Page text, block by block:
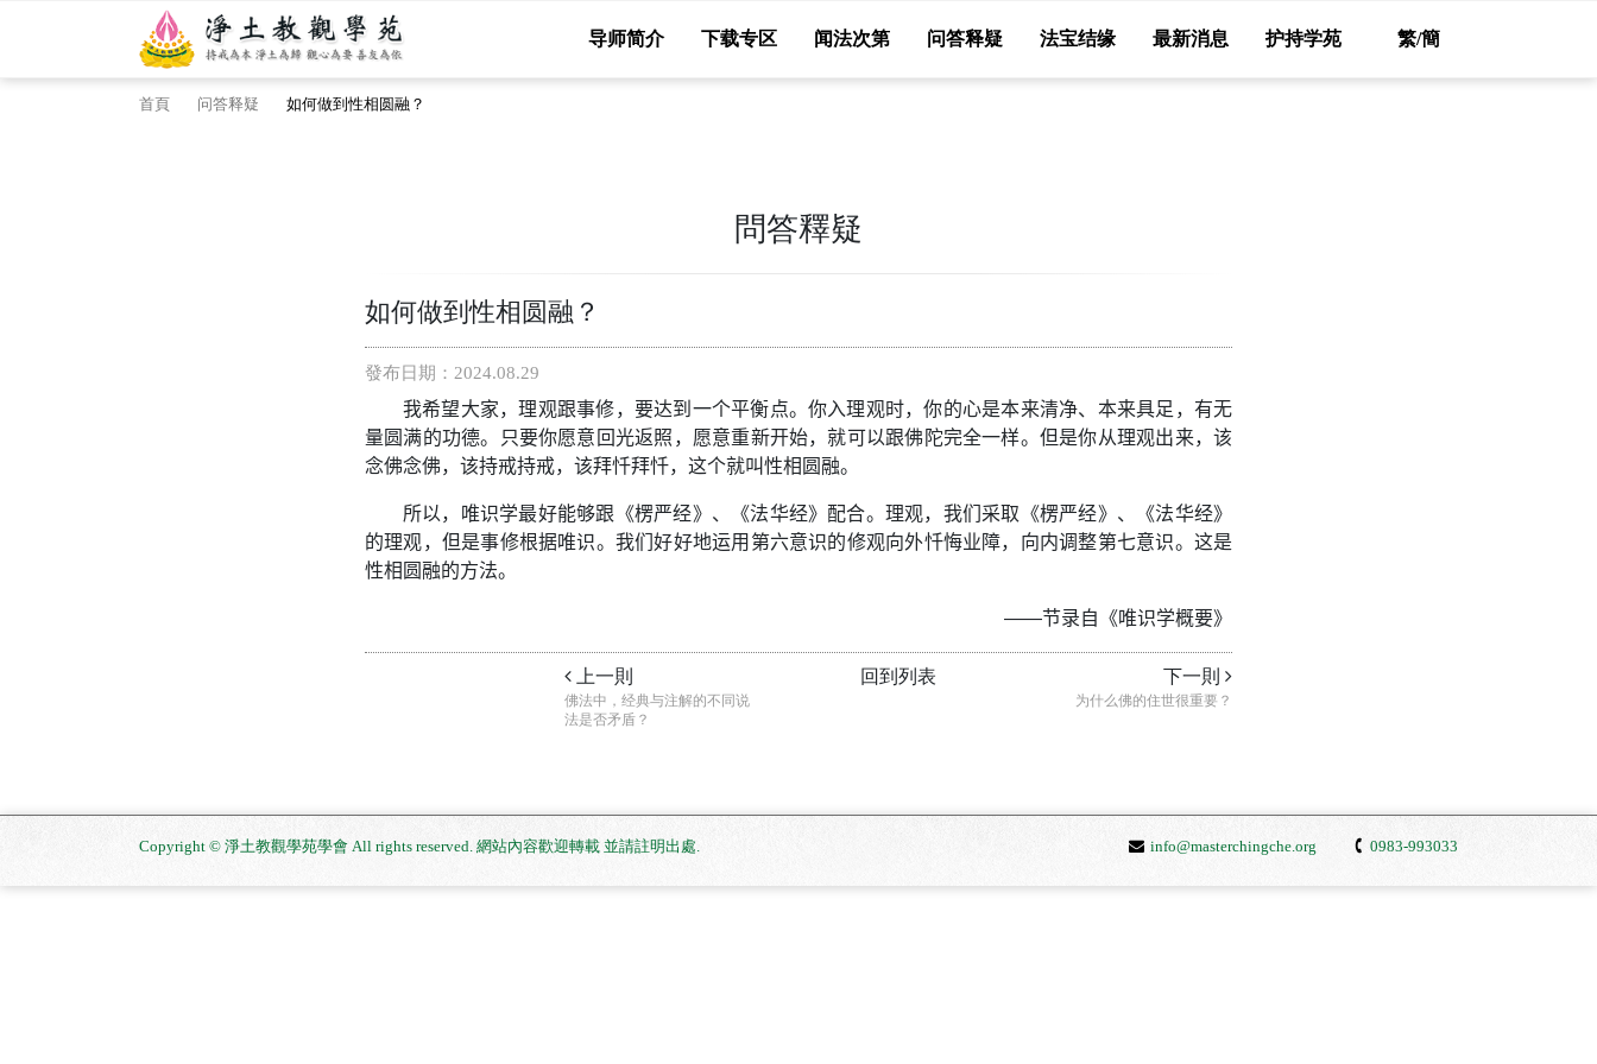
导师简介 下载专区 闻法次第 问答释疑 法宝结缘 最新消息 护持学苑 繁/簡
首頁 问答释疑 如何做到性相圆融？
問答釋疑
如何做到性相圆融？
發布日期：2024.08.29
我希望大家，理观跟事修，要达到一个平衡点。你入理观时，你的心是本来清净、本来具足，有无
量圆满的功德。只要你愿意回光返照，愿意重新开始，就可以跟佛陀完全一样。但是你从理观出来，该
念佛念佛，该持戒持戒，该拜忏拜忏，这个就叫性相圆融。
所以，唯识学最好能够跟《楞严经》、《法华经》配合。理观，我们采取《楞严经》、《法华经》
的理观，但是事修根据唯识。我们好好地运用第六意识的修观向外忏悔业障，向内调整第七意识。这是
性相圆融的方法。
——节录自《唯识学概要》
上一則
佛法中，经典与注解的不同说
法是否矛盾？
回到列表 下一則
为什么佛的住世很重要？
Copyright © 淨土教觀學苑學會 All rights reserved. 網站內容歡迎轉載 並請註明出處. info@masterchingche.org 0983-993033